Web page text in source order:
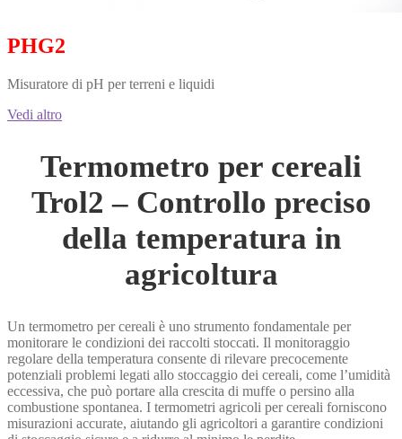
PHG2
Misuratore di pH per terreni e liquidi
Vedi altro
Termometro per cereali
Trol2 – Controllo preciso
della temperatura in
agricoltura
Un termometro per cereali è uno strumento fondamentale per
monitorare le condizioni dei raccolti stoccati. Il monitoraggio
regolare della temperatura consente di rilevare precocemente
potenziali problemi legati allo stoccaggio dei cereali, come l’umidità
eccessiva, che può portare alla crescita di muffe o persino alla
combustione spontanea. I termometri agricoli per cereali forniscono
misurazioni accurate, aiutando gli agricoltori a garantire condizioni